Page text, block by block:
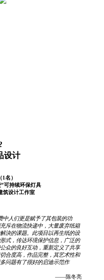
设计
名）
可持续环保灯具
筑设计工作室
中人们更是赋予了其包装的功
斥在物流快递中，大量废弃纸箱
決的课题。此项目以再生纸的设
式，传达环境保护信息，广泛的
众的良好互动，重新定义了共享
合度高，作品完整，其艺术性和
问题有了很好的启迪示范作
——陈冬亮